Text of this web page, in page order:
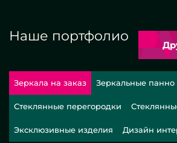
Наше портфолио
Зеркала на заказ Зеркальные панно
Стеклянные перегородки
Эксклюзивные изделия Дизайн